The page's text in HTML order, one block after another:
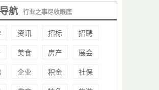
航 行业之事尽收眼底
资讯 招标 招聘
美食 房产 展会
企业 积金 社保